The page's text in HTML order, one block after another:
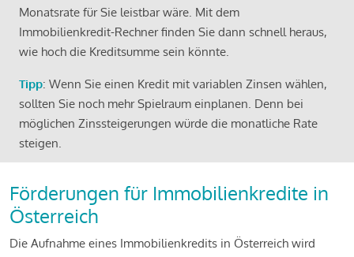
Monatsrate für Sie leistbar wäre. Mit dem
Immobilienkredit-Rechner finden Sie dann schnell heraus,
wie hoch die Kreditsumme sein könnte.
Tipp: Wenn Sie einen Kredit mit variablen Zinsen wählen,
sollten Sie noch mehr Spielraum einplanen. Denn bei
möglichen Zinssteigerungen würde die monatliche Rate
steigen.
Förderungen für Immobilienkredite in
Österreich
Die Aufnahme eines Immobilienkredits in Österreich wird